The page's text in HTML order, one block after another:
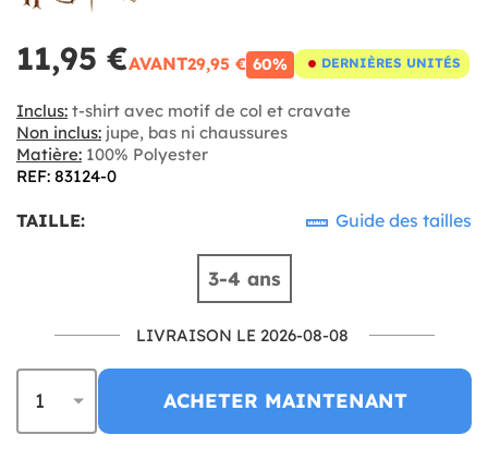
11,95 €AVANT29,95 € 60% DERNIÈRES UNITÉS
Inclus: t-shirt avec motif de col et cravate
Non inclus: jupe, bas ni chaussures
Matière: 100% Polyester
REF: 83124-0
TAILLE: Guide des tailles
3-4 ans
LIVRAISON LE 2026-08-08
ACHETER MAINTENANT